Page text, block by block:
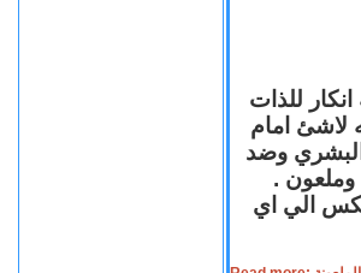
للذات
لاشئ امام
وضد
وملعون .
الي اي